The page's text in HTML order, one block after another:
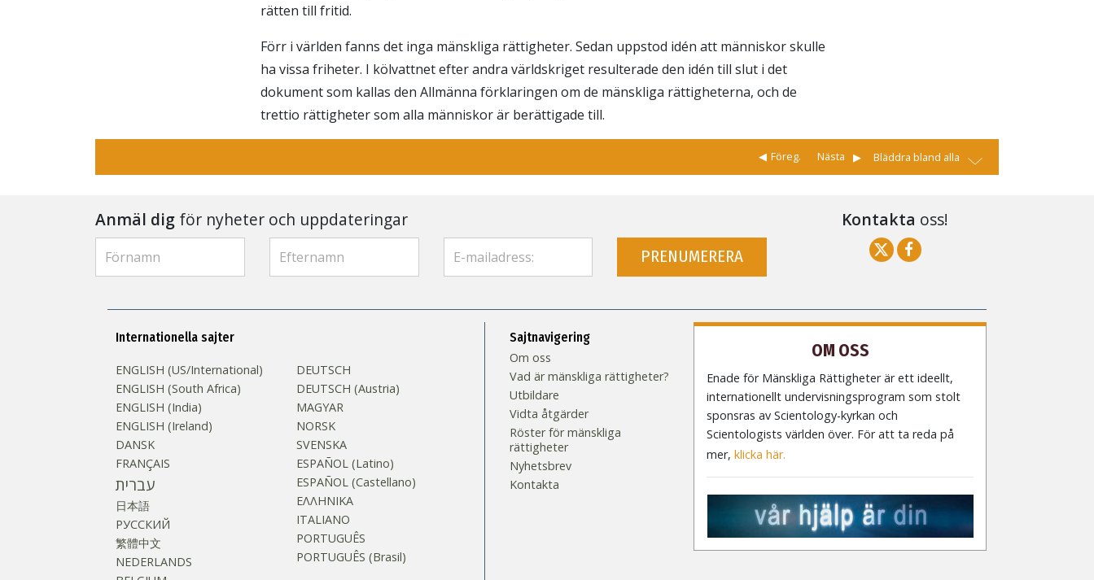
rätten till fritid.
Förr i världen fanns det inga mänskliga rättigheter. Sedan uppstod idén att människor skulle
ha vissa friheter. I kölvattnet efter andra världskriget resulterade den idén till slut i det
dokument som kallas den Allmänna förklaringen om de mänskliga rättigheterna, och de
trettio rättigheter som alla människor är berättigade till.
Nästa
Föreg. Bläddra bland alla
Anmäl dig för nyheter och uppdateringar
PRENUMERERA
Kontakta oss!
Internationella sajter
ENGLISH (US/International)
ENGLISH (South Africa)
ENGLISH (India)
ENGLISH (Ireland)
DANSK
FRANÇAIS
עברית
日本語
РУССКИЙ
繁體中文
NEDERLANDS
DEUTSCH
DEUTSCH (Austria)
MAGYAR
NORSK
SVENSKA
ESPAÑOL (Latino)
ESPAÑOL (Castellano)
ΕΛΛΗΝΙΚA
ITALIANO
PORTUGUÊS
PORTUGUÊS (Brasil)‎
Sajtnavigering
Om oss
Vad är mänskliga rättigheter?
Utbildare
Vidta åtgärder
Röster för mänskliga
rättigheter
Nyhetsbrev
Kontakta
OM OSS
Enade för Mänskliga Rättigheter är ett ideellt,
internationellt undervisningsprogram som stolt
sponsras av Scientology-kyrkan och
Scientologists världen över. För att ta reda på
mer,klicka här.